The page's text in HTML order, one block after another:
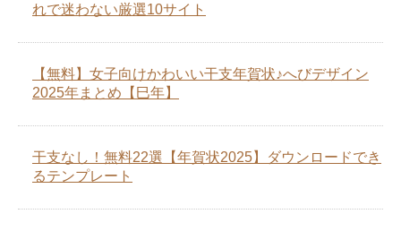
れで迷わない厳選10サイト
【無料】女子向けかわいい干支年賀状♪へびデザイン
2025年まとめ【巳年】
干支なし！無料22選【年賀状2025】ダウンロードでき
るテンプレート